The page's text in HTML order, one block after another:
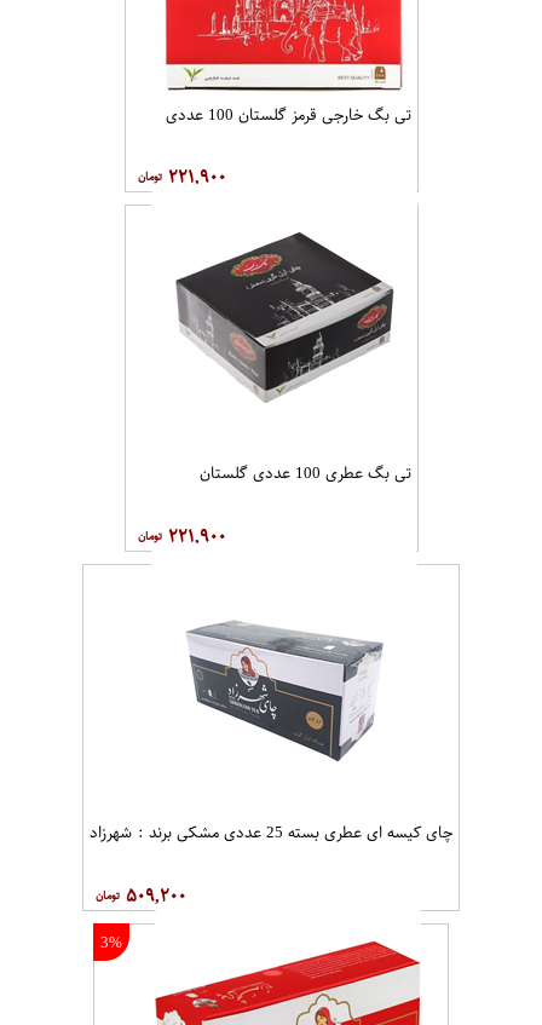
تی بگ خارجی قرمز گلستان 100 عددی
۲۲۱,۹۰۰
تی بگ عطری 100 عددی گلستان
۲۲۱,۹۰۰
چای کیسه ای عطری بسته 25 عددی مشکی برند : شهرزاد
۵۰۹,۲۰۰
3%